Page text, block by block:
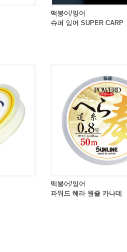
떡붕어/잉어
슈퍼 잉어 SUPER CARP
떡붕어/잉어
파워드 헤라 원줄 카나데